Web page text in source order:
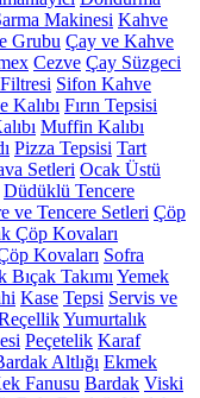
Makinesi Kahve
Grubu Çay ve Kahve
Cezve Çay Süzgeci
Sifon Kahve
Kalıbı Fırın Tepsisi
Muffin Kalıbı
Pizza Tepsisi Tart
Setleri Ocak Üstü
Düdüklü Tencere
ve Tencere Setleri Çöp
Çöp Kovaları
Kovaları Sofra
Bıçak Takımı Yemek
Kase Tepsi Servis ve
Yumurtalık
Peçetelik Karaf
Altlığı Ekmek
Fanusu Bardak Viski